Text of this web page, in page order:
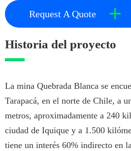
Request A Quote +
Historia del proyecto
La mina Quebrada Blanca se
Tarapacá, en el norte de Chile, a
metros, aproximadamente a 240
ciudad de Iquique y a 1.500
tiene un interés 60% indirecto en